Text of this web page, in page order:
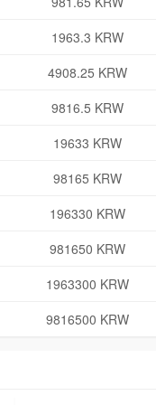
1963.3 KRW
4908.25 KRW
9816.5 KRW
19633 KRW
98165 KRW
196330 KRW
981650 KRW
1963300 KRW
9816500 KRW